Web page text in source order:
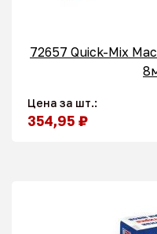
72657 Quick-Mix
Цена за шт.:
354,95 ₽